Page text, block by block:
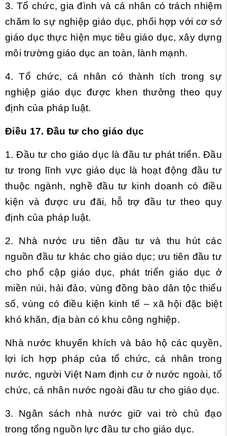
3. Tổ chức, gia đình và cá nhân có trách nhiệm
chăm lo sự nghiệp giáo dục, phối hợp với cơ sở
giáo dục thực hiện mục tiêu giáo dục, xây dựng
môi trường giáo dục an toàn, lành mạnh.
4. Tổ chức, cá nhân có thành tích trong sự
nghiệp giáo dục được khen thưởng theo quy
định của pháp luật.
Điều 17. Đầu tư cho giáo dục
1. Đầu tư cho giáo dục là đầu tư phát triển. Đầu
tư trong lĩnh vực giáo dục là hoạt động đầu tư
thuộc ngành, nghề đầu tư kinh doanh có điều
kiện và được ưu đãi, hỗ trợ đầu tư theo quy
định của pháp luật.
2. Nhà nước ưu tiên đầu tư và thu hút các
nguồn đầu tư khác cho giáo dục; ưu tiên đầu tư
cho phổ cập giáo dục, phát triển giáo dục ở
miền núi, hải đảo, vùng đồng bào dân tộc thiểu
số, vùng có điều kiện kinh tế – xã hội đặc biệt
khó khăn, địa bàn có khu công nghiệp.
Nhà nước khuyến khích và bảo hộ các quyền,
lợi ích hợp pháp của tổ chức, cá nhân trong
nước, người Việt Nam định cư ở nước ngoài, tổ
chức, cá nhân nước ngoài đầu tư cho giáo dục.
3. Ngân sách nhà nước giữ vai trò chủ đạo
trong tổng nguồn lực đầu tư cho giáo dục.